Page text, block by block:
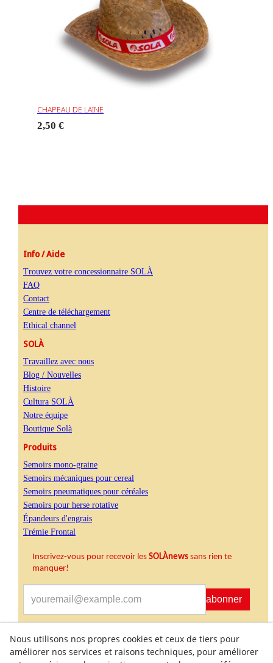
CHAPEAU DE LAINE
2,50 €
Info / Aide
Trouvez votre concessionnaire SOLÀ
FAQ
Contact
Centre de téléchargement
Ethical channel
SOLÀ
Travaillez avec nous
Blog / Nouvelles
Histoire
Cultura SOLÀ
Notre équipe
Boutique Solà
Produits
Semoirs mono-graine
Semoirs mécaniques pour cereal
Semoirs pneumatiques pour céréales
Semoirs pour herse rotative
Épandeurs d'engrais
Trémie Frontal
Inscrivez-vous pour recevoir les SOLÀnews sans rien te
manquer!
S'abonner
J'accepte de recevoir des informations commerciales
Nous utilisons nos propres cookies et ceux de tiers pour
améliorer nos services et raisons techniques, pour améliorer